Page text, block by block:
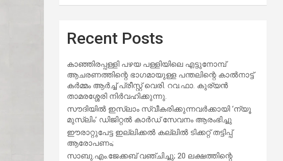
Recent Posts
കാഞ്ഞിരപ്പള്ളി പഴയ പള്ളിയിലെ എട്ടുനോമ്പ്
ആചരണത്തിന്റെ ഭാഗമായുള്ള പന്തലിന്റെ കാൽനാട്ട്
കർമ്മം ആർച്ച് പ്രീസ്റ്റ് വെരി. റവ.ഫാ. കുര്യൻ
താമരശ്ശേരി നിർവഹിക്കുന്നു.
സൗദിയില്‍ ഇസ്‌ലാം സ്വീകരിക്കുന്നവര്‍ക്കായി ‘ന്യൂ
മുസ്ലിം’ ഡിജിറ്റല്‍ കാര്‍ഡ് സേവനം ആരംഭിച്ചു
ഈരാറ്റുപേട്ട ഇല്ലിക്കൽ കല്ലിൽ ടിക്കറ്റ് തട്ടിപ്പ്
ആരോപണം;
സാബു.എം.ജേക്കബ് വഞ്ചിച്ചു; 20 ലക്ഷത്തിന്റെ